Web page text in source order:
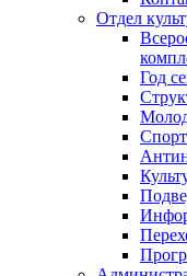
Отдел
Год
Спорт